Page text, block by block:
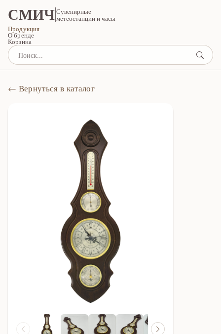
СМИЧСувенирные
метеостанции и часы
Продукция
О бренде
Корзина
← Вернуться в каталог